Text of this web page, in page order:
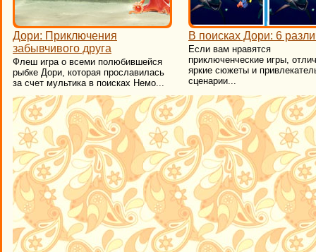
Дори: Приключения
забывчивого друга
Флеш игра о всеми полюбившейся
рыбке Дори, которая прославилась
за счет мультика в поисках Немо...
В поисках Дори: 6
Если вам нравятся
приключенческие игры,
яркие сюжеты и
сценарии...